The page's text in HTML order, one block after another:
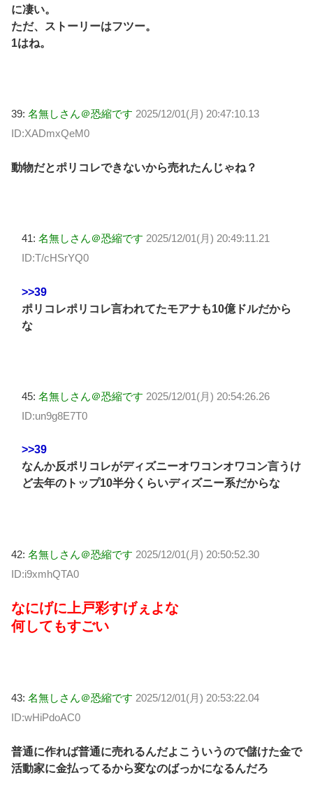
に凄い。
ただ、ストーリーはフツー。
1はね。
39: 名無しさん＠恐縮です 2025/12/01(月) 20:47:10.13
ID:XADmxQeM0
動物だとポリコレできないから売れたんじゃね？
41: 名無しさん＠恐縮です 2025/12/01(月) 20:49:11.21
ID:T/cHSrYQ0
>>39
ポリコレポリコレ言われてたモアナも10億ドルだから
な
45: 名無しさん＠恐縮です 2025/12/01(月) 20:54:26.26
ID:un9g8E7T0
>>39
なんか反ポリコレがディズニーオワコンオワコン言うけ
ど去年のトップ10半分くらいディズニー系だからな
42: 名無しさん＠恐縮です 2025/12/01(月) 20:50:52.30
ID:i9xmhQTA0
なにげに上戸彩すげぇよな
何してもすごい
43: 名無しさん＠恐縮です 2025/12/01(月) 20:53:22.04
ID:wHiPdoAC0
普通に作れば普通に売れるんだよこういうので儲けた金で
活動家に金払ってるから変なのばっかになるんだろ